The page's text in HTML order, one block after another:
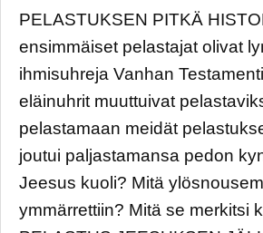
PELASTUKSEN PITKÄ
ensimmäiset pelastajat olivat
ihmisuhreja Vanhan
eläinuhrit muuttuivat
pelastamaan meidät
joutui paljastamansa pedon
Jeesus kuoli? Mitä
ymmärrettiin? Mitä se merkitsi